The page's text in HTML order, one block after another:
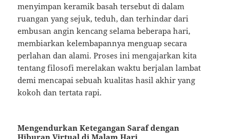
menyimpan keramik basah tersebut di dalam
ruangan yang sejuk, teduh, dan terhindar dari
embusan angin kencang selama beberapa hari,
membiarkan kelembapannya menguap secara
perlahan dan alami. Proses ini mengajarkan kita
tentang filosofi merelakan waktu berjalan lambat
demi mencapai sebuah kualitas hasil akhir yang
kokoh dan tertata rapi.
Mengendurkan Ketegangan Saraf dengan